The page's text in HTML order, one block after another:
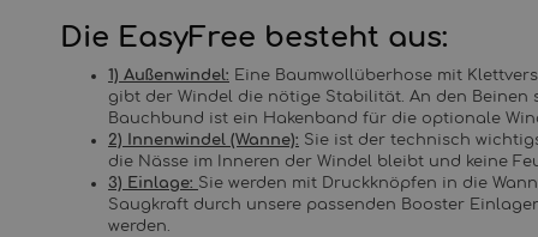
Die EasyFree besteht aus:
1) Außenwindel: Eine Baumwollüberhose mit
gibt der Windel die nötige Stabilität. An den Beinen
Bauchbund ist ein Hakenband für die optionale
2) Innenwindel (Wanne): Sie ist der technisch
die Nässe im Inneren der Windel bleibt und keine
3) Einlage: Sie werden mit Druckknöpfen in die
Saugkraft durch unsere passenden Booster
werden.